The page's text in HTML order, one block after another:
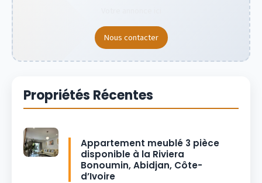
Nous contacter
Propriétés Récentes
Appartement meublé 3 pièce
disponible à la Riviera
Bonoumin, Abidjan, Côte-
d’Ivoire